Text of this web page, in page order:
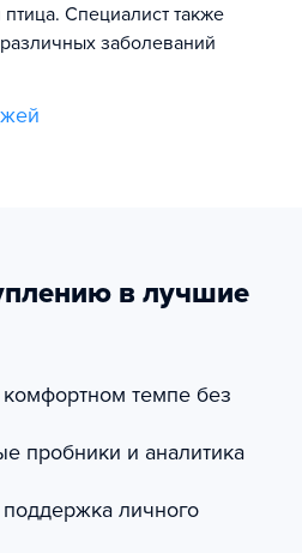
Специалист также
заболеваний
в лучшие
темпе без
пробники и аналитика
личного